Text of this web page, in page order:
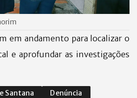
em andamento para localizar o
e aprofundar as investigações
Santana
Denúncia